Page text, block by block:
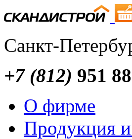
Санкт-
+7 (812) 951
О фирме
Продукция